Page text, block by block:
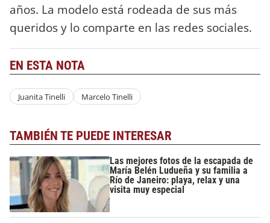
años. La modelo está rodeada de sus más
queridos y lo comparte en las redes sociales.
EN ESTA NOTA
Juanita Tinelli Marcelo Tinelli
TAMBIÉN TE PUEDE INTERESAR
Las mejores fotos de la escapada de
María Belén Ludueña y su familia a
Río de Janeiro: playa, relax y una
visita muy especial